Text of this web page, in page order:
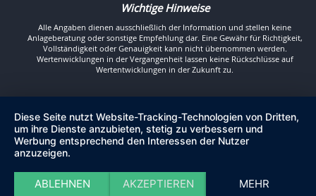
Wichtige Hinweise
Alle Angaben dienen ausschließlich der Information und stellen keine
Anlageberatung oder sonstige Empfehlung dar. Eine Gewähr für Richtigkeit,
Vollständigkeit oder Genauigkeit kann nicht übernommen werden.
Wertenwicklungen in der Vergangenheit lassen keine Rückschlüsse auf
Wertentwicklungen in der Zukunft zu.
Diese Seite nutzt Website-Tracking-Technologien von Dritten,
um ihre Dienste anzubieten, stetig zu verbessern und
Werbung entsprechend den Interessen der Nutzer
anzuzeigen.
ABLEHNEN AKZEPTIEREN MEHR